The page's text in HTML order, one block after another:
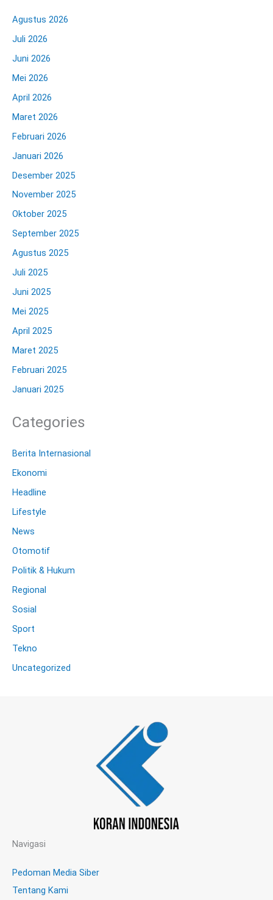
Agustus 2026
Juli 2026
Juni 2026
Mei 2026
April 2026
Maret 2026
Februari 2026
Januari 2026
Desember 2025
November 2025
Oktober 2025
September 2025
Agustus 2025
Juli 2025
Juni 2025
Mei 2025
April 2025
Maret 2025
Februari 2025
Januari 2025
Categories
Berita Internasional
Ekonomi
Headline
Lifestyle
News
Otomotif
Politik & Hukum
Regional
Sosial
Sport
Tekno
Uncategorized
Navigasi
Pedoman Media Siber
Tentang Kami